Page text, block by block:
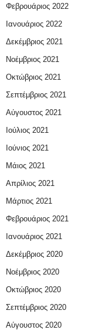
Φεβρουάριος 2022
Ιανουάριος 2022
Δεκέμβριος 2021
Νοέμβριος 2021
Οκτώβριος 2021
Σεπτέμβριος 2021
Αύγουστος 2021
Ιούλιος 2021
Ιούνιος 2021
Μάιος 2021
Απρίλιος 2021
Μάρτιος 2021
Φεβρουάριος 2021
Ιανουάριος 2021
Δεκέμβριος 2020
Νοέμβριος 2020
Οκτώβριος 2020
Σεπτέμβριος 2020
Αύγουστος 2020